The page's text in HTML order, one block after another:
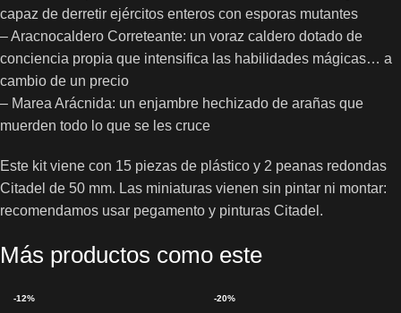
capaz de derretir ejércitos enteros con esporas mutantes
– Aracnocaldero Correteante: un voraz caldero dotado de
conciencia propia que intensifica las habilidades mágicas… a
cambio de un precio
– Marea Arácnida: un enjambre hechizado de arañas que
muerden todo lo que se les cruce
Este kit viene con 15 piezas de plástico y 2 peanas redondas
Citadel de 50 mm. Las miniaturas vienen sin pintar ni montar:
recomendamos usar pegamento y pinturas Citadel.
Más productos como este
-12% -20%